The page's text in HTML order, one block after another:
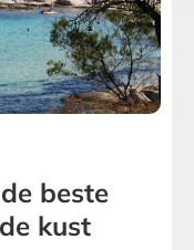
beste
kust